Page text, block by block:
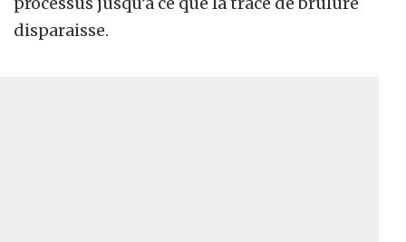
disparaisse.